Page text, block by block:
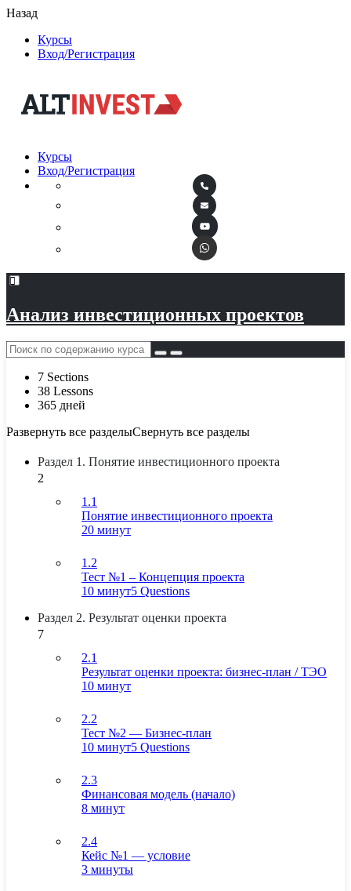
Назад
Курсы
Вход/Регистрация
Курсы
Вход/Регистрация
Анализ инвестиционных проектов
7 Sections
38 Lessons
365 дней
Развернуть все разделыСвернуть все разделы
Раздел 1. Понятие инвестиционного проекта
2
1.1
Понятие инвестиционного проекта
20 минут
1.2
Тест №1 – Концепция проекта
10 минут5 Questions
Раздел 2. Результат оценки проекта
7
2.1
Результат оценки проекта: бизнес-план / ТЭО
10 минут
2.2
Тест №2 — Бизнес-план
10 минут5 Questions
2.3
Финансовая модель (начало)
8 минут
2.4
Кейс №1 — условие
3 минуты